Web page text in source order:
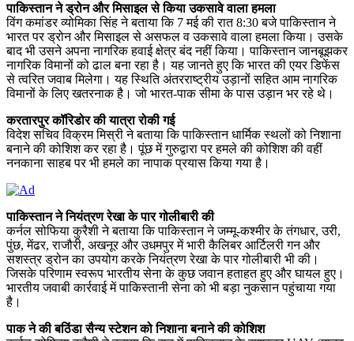
पाकिस्तान ने ड्रोन और मिसाइल से किया उकसावे वाला हमला
विंग कमांडर व्योमिका सिंह ने बताया कि 7 मई की रात 8:30 बजे पाकिस्तान ने
भारत पर ड्रोन और मिसाइल से असफल व उकसावे वाला हमला किया। उसके
बाद भी उसने अपना नागरिक हवाई क्षेत्र बंद नहीं किया। पाकिस्तान जानबूझकर
नागरिक विमानों को ढाल बना रहा है। यह जानते हुए कि भारत की एयर डिफेंस
से त्वरित जवाब मिलेगा। यह स्थिति अंतरराष्ट्रीय उड़ानों सहित आम नागरिक
विमानों के लिए खतरनाक है। जो भारत-पाक सीमा के पास उड़ान भर रहे थे।
करतारपुर कॉरिडोर की यात्रा रोकी गई
विदेश सचिव विक्रम मिस्री ने बताया कि पाकिस्तान धार्मिक स्थलों को निशाना
बनाने की कोशिश कर रहा है। पूंछ में गुरुद्वारा पर हमले की कोशिश की वहीं
ननकाना साहब पर भी हमले का नापाक प्रयास किया गया है।
पाकिस्तान ने नियंत्रण रेखा के पार गोलीबारी की
कर्नल सोफिया कुरैशी ने बताया कि पाकिस्तान ने जम्मू-कश्मीर के तंगधार, उरी,
पुंछ, मेंढर, राजौरी, अखनूर और उधमपुर में भारी कैलिबर आर्टिलरी गन और
सशस्त्र ड्रोन का उपयोग करके नियंत्रण रेखा के पार गोलीबारी भी की।
जिसके परिणाम स्वरूप भारतीय सेना के कुछ जवान हताहत हुए और घायल हुए।
भारतीय जवाबी कार्रवाई में पाकिस्तानी सेना को भी बड़ा नुकसान पहुंचाया गया
है।
पाक ने की बठिंडा सैन्य स्टेशन को निशाना बनाने की कोशिश